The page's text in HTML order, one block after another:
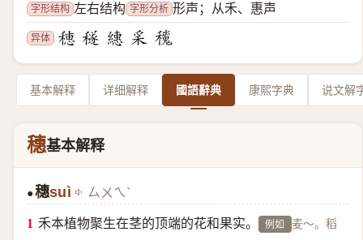
字形结构 左右结构 字形分析 形声；从禾、惠声
异体
基本解释 详细解释 國語辭典 康熙字典 说文解
穗基本解释
●穗suì ㄙㄨㄟˋ
禾本植物聚生在茎的顶端的花和果实。 例如 麦～。稻